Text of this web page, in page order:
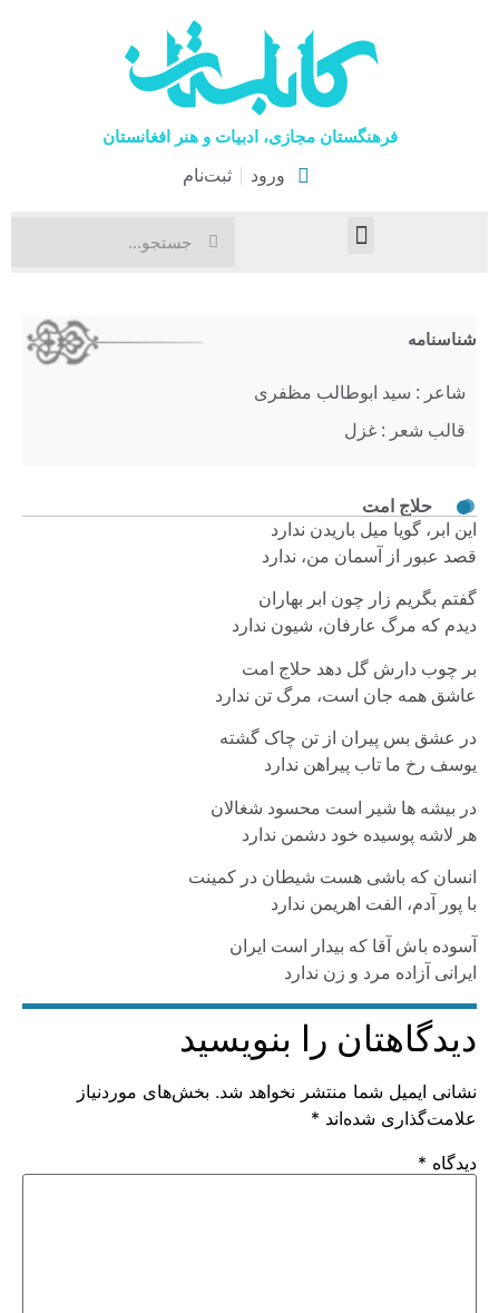
فرهنگستان مجازی، ادبیات و هنر افغانستان
ورود ثبت‌نام
حلاج امت
این ابر، گویا میل باریدن ندارد
قصد عبور از آسمان من، ندارد
گفتم بگریم زار چون ابر بهاران
دیدم که مرگ عارفان، شیون ندارد
بر چوب دارش گل دهد حلاج امت
عاشق همه جان است، مرگ تن ندارد
در عشق بس پیران از تن چاک گشته
یوسف رخ ما تاب پیراهن ندارد
در بیشه ها شیر است محسود شغالان
هر لاشه پوسیده خود دشمن ندارد
انسان که باشی هست شیطان در کمینت
با پور آدم، الفت اهریمن ندارد
آسوده باش آقا که بیدار است ایران
ایرانی آزاده مرد و زن ندارد
دیدگاهتان را بنویسید
نشانی ایمیل شما منتشر نخواهد شد. بخش‌های موردنیاز
علامت‌گذاری شده‌اند *
دیدگاه *
شناسنامه
شاعر : سید ابوطالب مظفری
قالب شعر : غزل